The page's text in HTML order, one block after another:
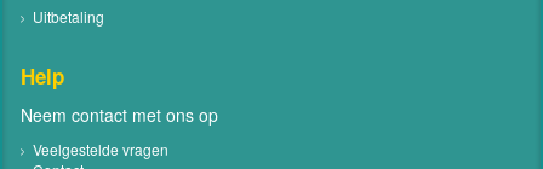
Uitbetaling
Help
Neem contact met ons op
Veelgestelde vragen